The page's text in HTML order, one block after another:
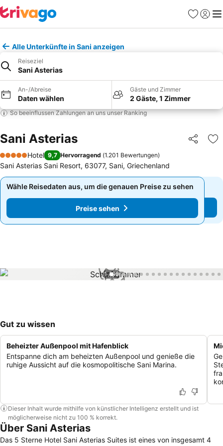
Favoriten
Alle Unterkünfte in Sani anzeigen
Reiseziel
Sani Asterias
An-/Abreise
Daten wählen
Gäste und Zimmer
2 Gäste, 1 Zimmer
So beeinflussen Zahlungen an uns unser Ranking
Sani Asterias Teilen
5 Sterne
Hotel 9,7 Hervorragend (1.201 Bewertungen)
Sani Asterias Sani Resort, 63077, Sani, Griechenland
Wähle Reisedaten aus, um die genauen Preise zu sehen
Preise sehen
Wähle Reisedaten aus, um die genauen Preise zu sehen
Preise sehen
1 / 99
Gut zu wissen
Beheizter Außenpool mit Hafenblick
Entspanne dich am beheizten Außenpool und genieße die
ruhige Aussicht auf die kosmopolitische Sani Marina.
Dieser Inhalt wurde mithilfe von künstlicher Intelligenz erstellt und ist
möglicherweise nicht zu 100 % korrekt.
Über Sani Asterias
Das 5 Sterne Hotel Sani Asterias Suites ist eines von insgesamt 4